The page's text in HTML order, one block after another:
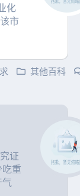
化
市
其他百科
证
吃重
气